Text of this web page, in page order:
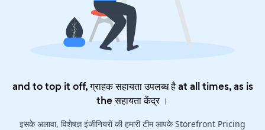
and to top it off, ग्राहक सहायता उपलब्ध है at all times, as is
theसहायता केंद्र।
इसके अलावा, विशेषज्ञ इंजीनियरों की हमारी टीम आपके Storefront Pricing